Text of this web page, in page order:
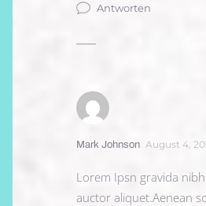
Antworten
Mark Johnson August 4,
Lorem Ipsn gravida
auctor aliquet.Aenean